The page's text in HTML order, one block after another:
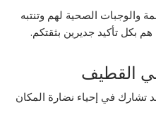
والوجبات الصحية لهم وتنتبه
بكل تأكيد جديرين بثقتكم.
القطيف
تشارك في إحياء نضارة المكان